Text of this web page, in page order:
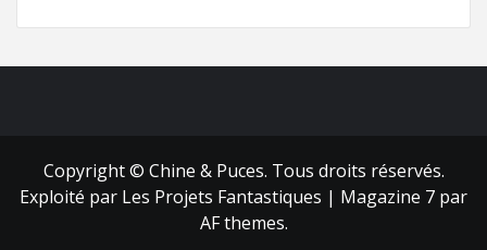
Copyright © Chine & Puces. Tous droits réservés.
Exploité par Les Projets Fantastiques | Magazine 7 par
AF themes.